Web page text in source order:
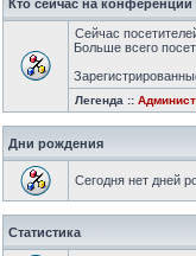
Кто сейчас на конференции
Сейчас
Больше всего
Легенда ::
Дни рождения
Сегодня нет дней
Статистика